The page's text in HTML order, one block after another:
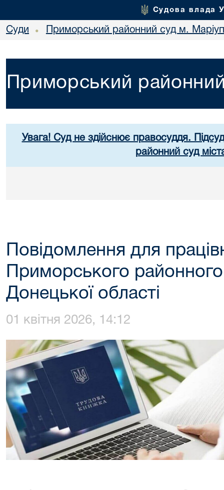
Судова влада
Суди • Приморський районний суд м.
Приморський
Увага! Суд не здійснює правосуддя.
районний суд
Повідомлення для
Приморського
Донецької області
01 квітня 2026, 14:12